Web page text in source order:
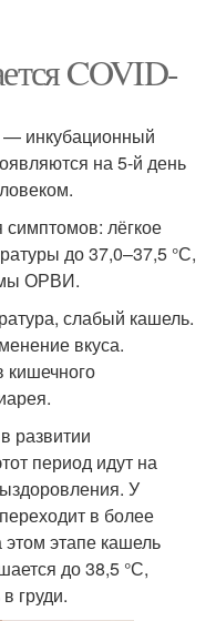
COVID-
— инкубационный
на 5-й день
лёгкое
до 37,0–37,5 °С,
ОРВИ.
слабый кашель.
вкуса.
развитии
период идут на
У
в более
этапе кашель
до 38,5 °С,
груди.